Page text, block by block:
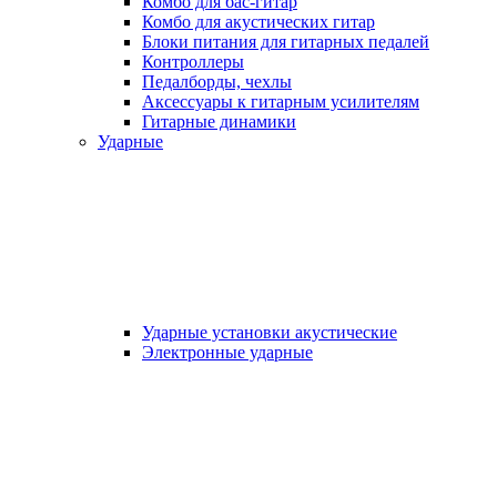
Комбо для акустических гитар
Блоки питания для гитарных педалей
Контроллеры
Педалборды, чехлы
Аксеcсуары к гитарным усилителям
Гитарные динамики
Ударные
Ударные установки акустические
Электронные ударные